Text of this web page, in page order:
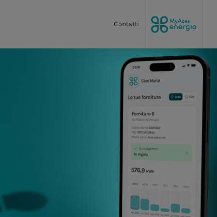
Contatti